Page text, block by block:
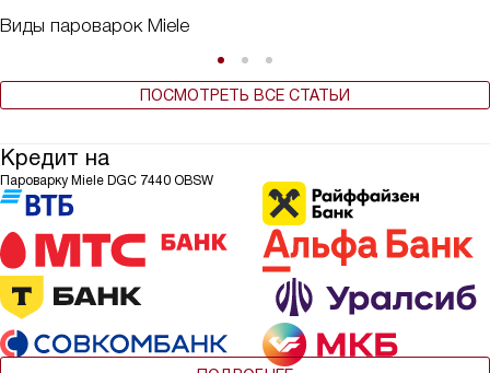
Виды пароварок Miele
ПОСМОТРЕТЬ ВСЕ СТАТЬИ
Кредит на
Пароварку Miele DGC 7440 OBSW